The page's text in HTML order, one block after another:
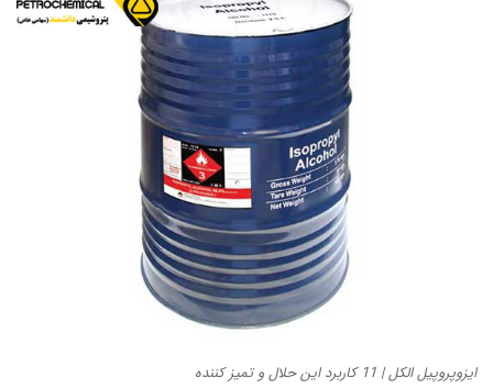
ایزوپروپیل الکل | 11 کاربرد این حلال و تمیز کننده